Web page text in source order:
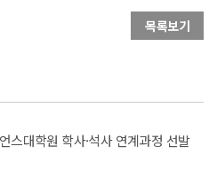
목록보기
스대학원 학사·석사 연계과정 선발